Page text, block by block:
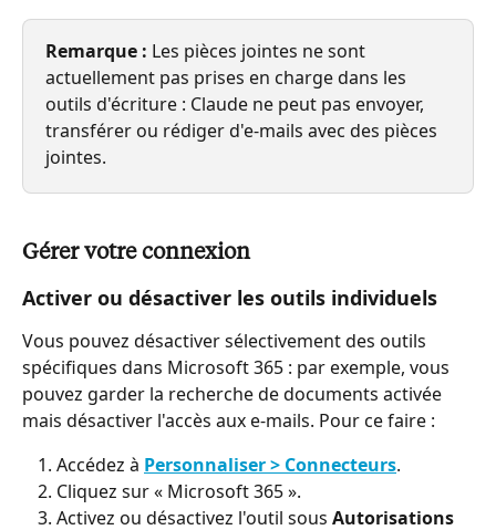
Remarque : Les pièces jointes ne sont
actuellement pas prises en charge dans les
outils d'écriture : Claude ne peut pas envoyer,
transférer ou rédiger d'e-mails avec des pièces
jointes.
Gérer votre connexion
Activer ou désactiver les outils individuels
Vous pouvez désactiver sélectivement des outils
spécifiques dans Microsoft 365 : par exemple, vous
pouvez garder la recherche de documents activée
mais désactiver l'accès aux e-mails. Pour ce faire :
Accédez à Personnaliser > Connecteurs.
Cliquez sur « Microsoft 365 ».
Activez ou désactivez l'outil sous Autorisations